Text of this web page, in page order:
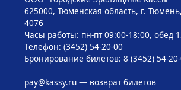
625000, Тюменская область, г.
407б
Часы работы: пн-пт 09:00-18:00, обед
Телефон: (3452) 54-20-00
Бронирование билетов: 8 (3452) 54-
pay@kassy.ru— возврат билетов